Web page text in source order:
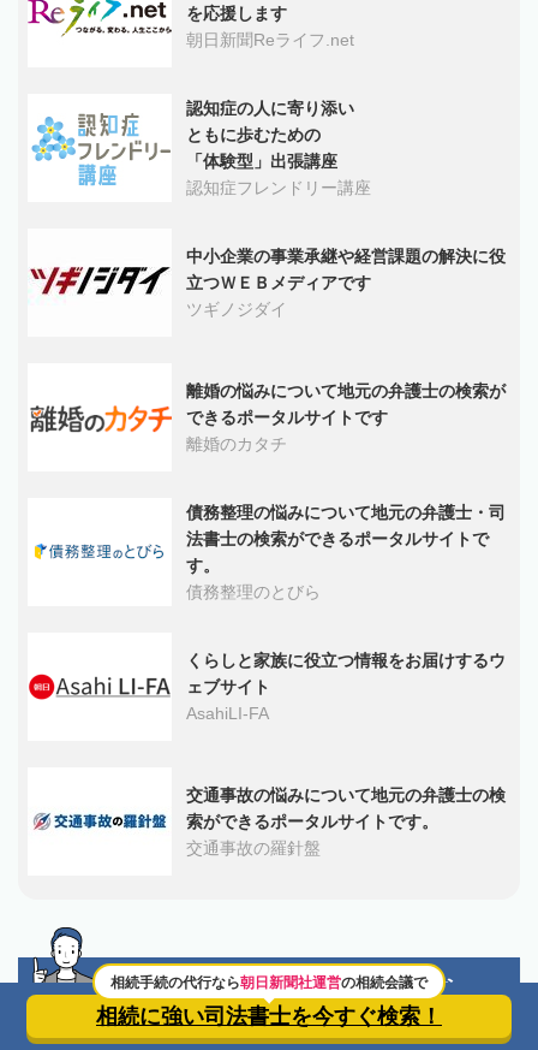
を応援します
朝日新聞Reライフ.net
認知症の人に寄り添い
ともに歩むための
「体験型」出張講座
認知症フレンドリー講座
中小企業の事業承継や経営課題の解決に役
立つＷＥＢメディアです
ツギノジダイ
離婚の悩みについて地元の弁護士の検索が
できるポータルサイトです
離婚のカタチ
債務整理の悩みについて地元の弁護士・司
法書士の検索ができるポータルサイトで
す。
債務整理のとびら
くらしと家族に役立つ情報をお届けするウ
ェブサイト
AsahiLI-FA
交通事故の悩みについて地元の弁護士の検
索ができるポータルサイトです。
交通事故の羅針盤
相続に強い司法書士をお探しなら
相続手続の代行なら朝日新聞社運営の相続会議で
相続に強い司法書士を今すぐ検索！